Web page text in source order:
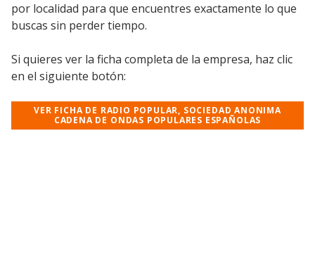
por localidad para que encuentres exactamente lo que
buscas sin perder tiempo.
Si quieres ver la ficha completa de la empresa, haz clic
en el siguiente botón:
VER FICHA DE RADIO POPULAR, SOCIEDAD ANONIMA
CADENA DE ONDAS POPULARES ESPAÑOLAS